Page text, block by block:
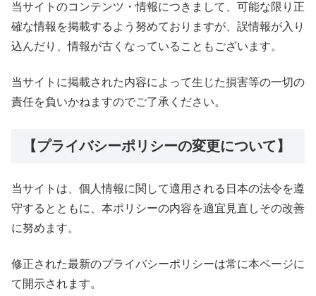
当サイトのコンテンツ・情報につきまして、可能な限り正
確な情報を掲載するよう努めておりますが、誤情報が入り
込んだり、情報が古くなっていることもございます。
当サイトに掲載された内容によって生じた損害等の一切の
責任を負いかねますのでご了承ください。
【プライバシーポリシーの変更について】
当サイトは、個人情報に関して適用される日本の法令を遵
守するとともに、本ポリシーの内容を適宜見直しその改善
に努めます。
修正された最新のプライバシーポリシーは常に本ページに
て開示されます。